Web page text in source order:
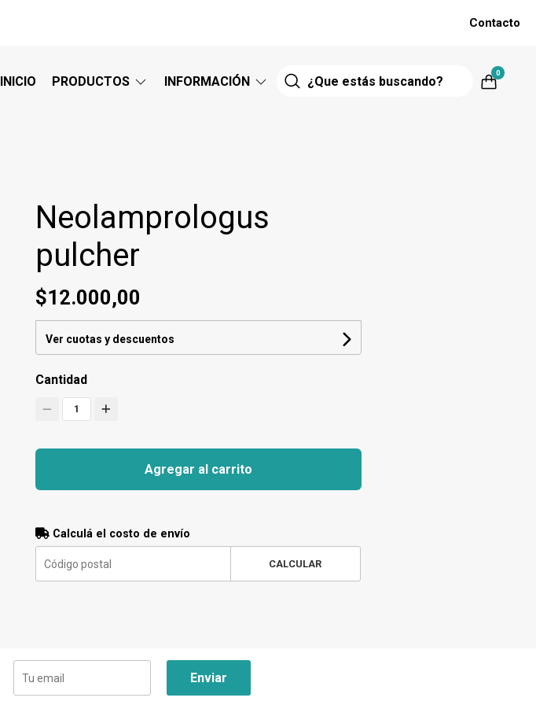
Contacto
INICIO PRODUCTOS INFORMACIÓN
0
Neolamprologus
pulcher
$12.000,00
Ver cuotas y descuentos
Cantidad
1
Agregar al carrito
Calculá el costo de envío
CALCULAR
Enviar